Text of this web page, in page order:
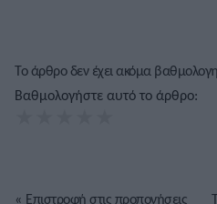
Το άρθρο δεν έχει ακόμα
Βαθμολογήστε αυτό το άρθρο:
« Επιστροφή στις προπονήσεις